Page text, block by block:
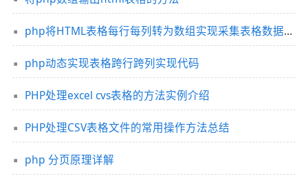
php将HTML表格每行每列转为数组实现采集表格数据的方法
php动态实现表格跨行跨列实现代码
PHP处理excel cvs表格的方法实例介绍
PHP处理CSV表格文件的常用操作方法总结
php 分页原理详解